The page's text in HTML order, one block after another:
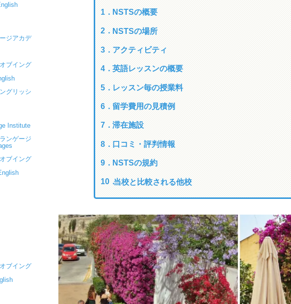
NSTSの概要
NSTSの場所
アクティビティ
英語レッスンの概要
レッスン毎の授業料
留学費用の見積例
滞在施設
口コミ・評判情報
NSTSの規約
当校と比較される他校
ジアカデ
ブイング
グリッシ
Institute
ンゲージ
ブイング
ブイング